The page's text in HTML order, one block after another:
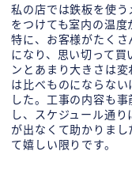
私の店では鉄板を使
をつけても室内の温度
特に、お客様がたく
になり、思い切って
ンとあまり大きさは
は比べものにならな
した。工事の内容も
し、スケジュール通
が出なくて助かりま
て嬉しい限りです。